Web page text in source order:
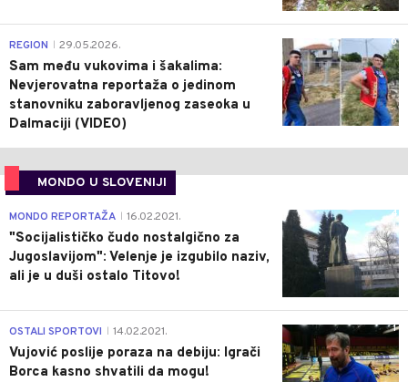
0
REGION 29.05.2026.
Sam među vukovima i šakalima:
Nevjerovatna reportaža o jedinom
stanovniku zaboravljenog zaseoka u
Dalmaciji (VIDEO)
MONDO U SLOVENIJI
4
MONDO REPORTAŽA 16.02.2021.
"Socijalističko čudo nostalgično za
Jugoslavijom": Velenje je izgubilo naziv,
ali je u duši ostalo Titovo!
1
OSTALI SPORTOVI 14.02.2021.
Vujović poslije poraza na debiju: Igrači
Borca kasno shvatili da mogu!